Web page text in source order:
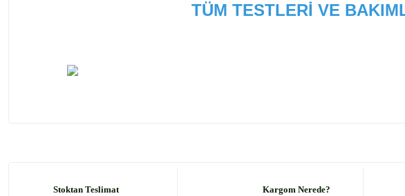
TÜM TESTLERİ VE
Stoktan Teslimat Kargom Nerede?